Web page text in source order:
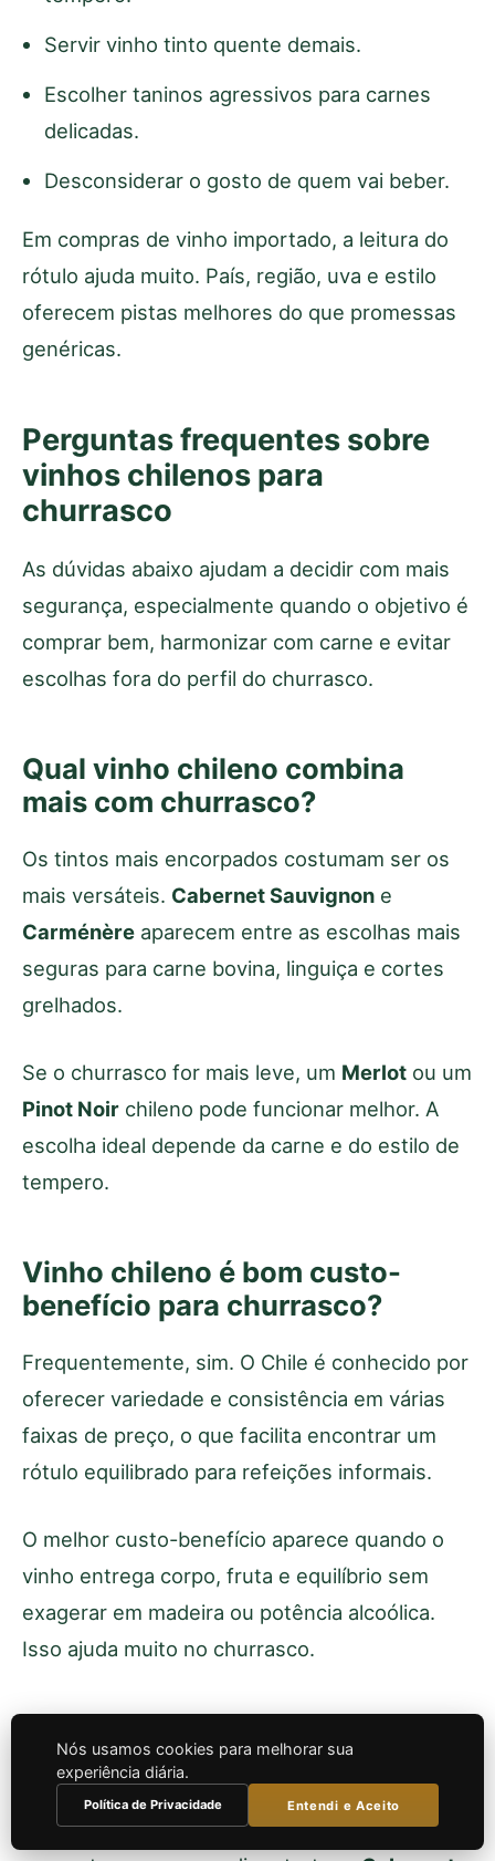
Servir vinho tinto quente demais.
Escolher taninos agressivos para carnes
delicadas.
Desconsiderar o gosto de quem vai beber.
Em compras de vinho importado, a leitura do
rótulo ajuda muito. País, região, uva e estilo
oferecem pistas melhores do que promessas
genéricas.
Perguntas frequentes sobre
vinhos chilenos para
churrasco
As dúvidas abaixo ajudam a decidir com mais
segurança, especialmente quando o objetivo é
comprar bem, harmonizar com carne e evitar
escolhas fora do perfil do churrasco.
Qual vinho chileno combina
mais com churrasco?
Os tintos mais encorpados costumam ser os
mais versáteis. Cabernet Sauvignon e
Carménère aparecem entre as escolhas mais
seguras para carne bovina, linguiça e cortes
grelhados.
Se o churrasco for mais leve, um Merlot ou um
Pinot Noir chileno pode funcionar melhor. A
escolha ideal depende da carne e do estilo de
tempero.
Vinho chileno é bom custo-
benefício para churrasco?
Frequentemente, sim. O Chile é conhecido por
oferecer variedade e consistência em várias
faixas de preço, o que facilita encontrar um
rótulo equilibrado para refeições informais.
O melhor custo-benefício aparece quando o
vinho entrega corpo, fruta e equilíbrio sem
exagerar em madeira ou potência alcoólica.
Isso ajuda muito no churrasco.
Cabernet Sauvignon ou
Carménère: qual escolher?
Se a carne for mais intensa, gordura mais
Nós usamos cookies para melhorar sua
experiência diária.
Política de Privacidade Entendi e Aceito